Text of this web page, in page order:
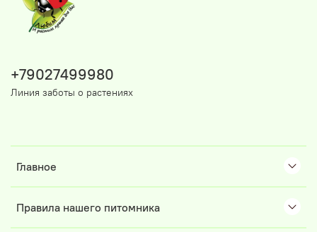
Главное
Правила нашего питомника
+79027499980
Линия заботы о растениях